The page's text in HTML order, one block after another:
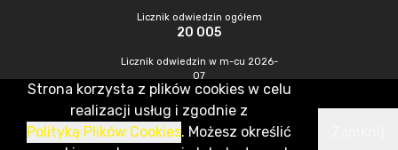
Licznik odwiedzin ogółem
20 005
Licznik odwiedzin w m-cu 2026-
07
659
CMS & Hosting: Nefeni Sp. z o.o.
Strona korzysta z plików cookies w celu
realizacji usług i zgodnie z
Polityką Plików Cookies. Możesz określić